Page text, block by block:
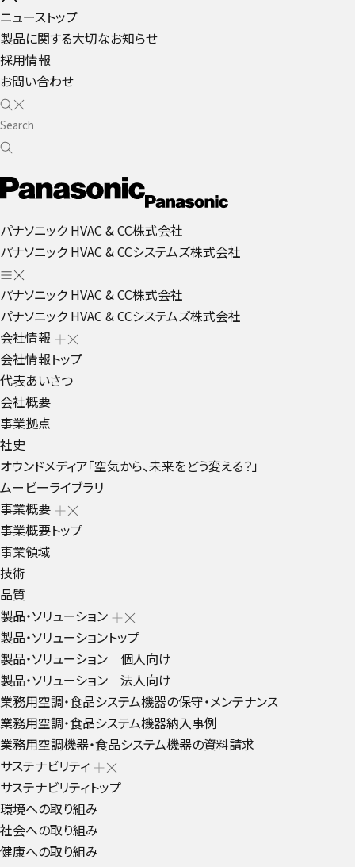
ニューストップ
製品に関する大切なお知らせ
採用情報
お問い合わせ
パナソニック HVAC & CC株式会社
パナソニック HVAC & CCシステムズ株式会社
パナソニック HVAC & CC株式会社
パナソニック HVAC & CCシステムズ株式会社
会社情報
会社情報トップ
代表あいさつ
会社概要
事業拠点
社史
オウンドメディア「空気から、未来をどう変える？」
ムービーライブラリ
事業概要
事業概要トップ
事業領域
技術
品質
製品・ソリューション
製品・ソリューショントップ
製品・ソリューション 個人向け
製品・ソリューション 法人向け
業務用空調・食品システム機器の保守・メンテナンス
業務用空調・食品システム機器納入事例
業務用空調機器・食品システム機器の資料請求
サステナビリティ
サステナビリティトップ
環境への取り組み
社会への取り組み
健康への取り組み